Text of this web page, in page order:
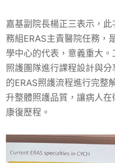
嘉基副院長楊正三表示，
務組ERAS主責醫院任務，
學中心的代表，意義重大
照護團隊進行課程設計與分
的ERAS照護流程進行完整
升整體照護品質，讓病人
康復歷程。